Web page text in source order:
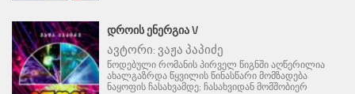
ᲓᲠᲝᲘᲡ ᲔᲜᲔᲠᲒᲘᲐ V
ავტორი: ვაჟა პაპიძე
წოდებული რომანის პირველ წიგნში აღწერილია
ახალგაზრდა წყვილის წინასწარი მომზადება
ნაყოფის ჩასახვამდე; ჩასახვიდან მომშობიერ